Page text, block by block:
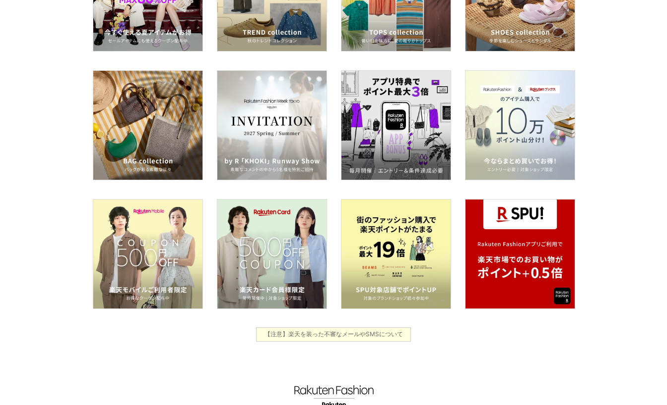
着物・浴衣・和装小物
スキンケア
ベースメイク
メイクアップ
ネイル
ボディケア・オーラルケ
ア
ヘアケア
フレグランス
メイク道具・美容器具
コフレ・キット・セット
食器・調理器具・キッチ
ン用品
インテリア・生活雑貨
スマホグッズ・オーディ
【注意】楽天を装った不審なメールやSMSについて